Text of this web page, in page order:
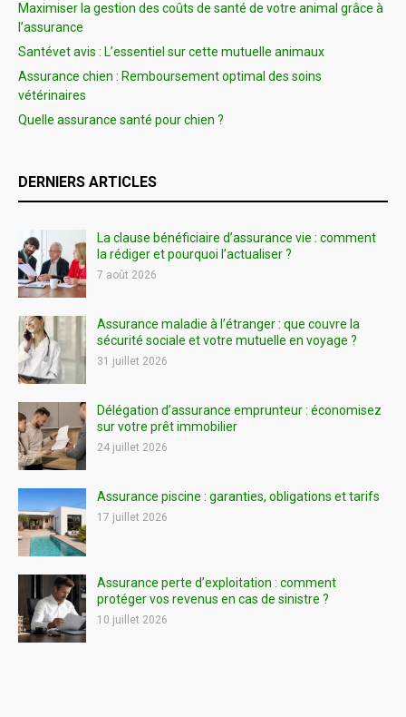
Maximiser la gestion des coûts de santé de votre animal grâce à
l’assurance
Santévet avis : L’essentiel sur cette mutuelle animaux
Assurance chien : Remboursement optimal des soins
vétérinaires
Quelle assurance santé pour chien ?
DERNIERS ARTICLES
La clause bénéficiaire d’assurance vie : comment
la rédiger et pourquoi l’actualiser ?
7 août 2026
Assurance maladie à l’étranger : que couvre la
sécurité sociale et votre mutuelle en voyage ?
31 juillet 2026
Délégation d’assurance emprunteur : économisez
sur votre prêt immobilier
24 juillet 2026
Assurance piscine : garanties, obligations et tarifs
17 juillet 2026
Assurance perte d’exploitation : comment
protéger vos revenus en cas de sinistre ?
10 juillet 2026